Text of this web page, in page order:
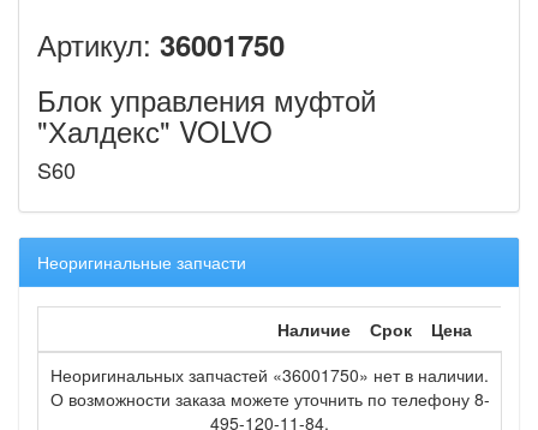
Артикул: 36001750
Блок управления муфтой
"Халдекс" VOLVO
S60
Неоригинальные запчасти
Наличие Срок
Цена
Неоригинальных запчастей «36001750» нет в наличии.
О возможности заказа можете уточнить по телефону 8-
495-120-11-84.